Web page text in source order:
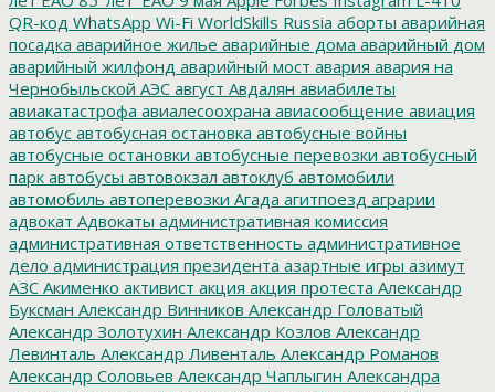
QR-код WhatsApp Wi-Fi WorldSkills Russia аборты аварийная
посадка аварийное жилье аварийные дома аварийный дом
аварийный жилфонд аварийный мост авария авария на
Чернобыльской АЭС август Авдалян авиабилеты
авиакатастрофа авиалесоохрана авиасообщение авиация
автобус автобусная остановка автобусные войны
автобусные остановки автобусные перевозки автобусный
парк автобусы автовокзал автоклуб автомобили
автомобиль автоперевозки Агада агитпоезд аграрии
адвокат Адвокаты административная комиссия
административная ответственность административное
дело администрация президента азартные игры азимут
АЗС Акименко активист акция акция протеста Александр
Буксман Александр Винников Александр Головатый
Александр Золотухин Александр Козлов Александр
Левинталь Александр Ливенталь Александр Романов
Александр Соловьев Александр Чаплыгин Александра